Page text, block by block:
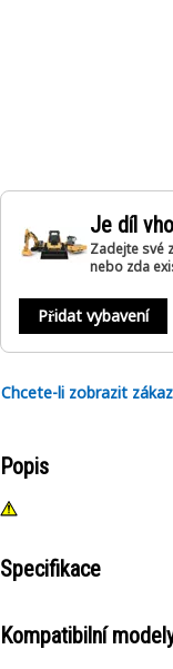
Je díl
Zadejte své
nebo zda
Přidat vybavení
Chcete-li zobrazit
Popis
Specifikace
Kompatibilní